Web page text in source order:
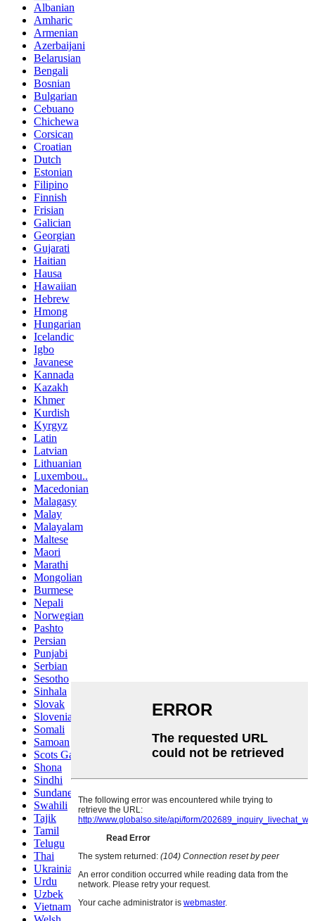
Albanian
Amharic
Armenian
Azerbaijani
Belarusian
Bengali
Bosnian
Bulgarian
Cebuano
Chichewa
Corsican
Croatian
Dutch
Estonian
Filipino
Finnish
Frisian
Galician
Georgian
Gujarati
Haitian
Hausa
Hawaiian
Hebrew
Hmong
Hungarian
Icelandic
Igbo
Javanese
Kannada
Kazakh
Khmer
Kurdish
Kyrgyz
Latin
Latvian
Lithuanian
Luxembou..
Macedonian
Malagasy
Malay
Malayalam
Maltese
Maori
Marathi
Mongolian
Burmese
Nepali
Norwegian
Pashto
Persian
Punjabi
Serbian
Sesotho
Sinhala
Slovak
Slovenian
Somali
Samoan
Scots Gaelic
Shona
Sindhi
Sundanese
Swahili
Tajik
Tamil
Telugu
Thai
Ukrainian
Urdu
Uzbek
Vietnamese